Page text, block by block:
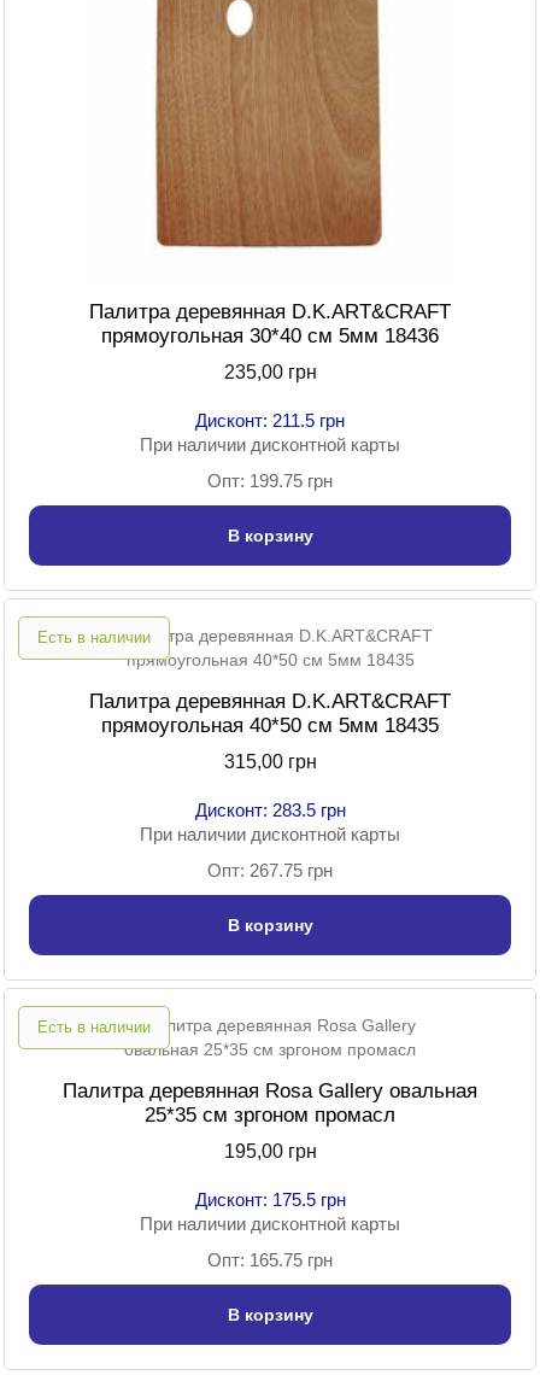
Палитра деревянная D.K.ART&CRAFT
прямоугольная 30*40 см 5мм 18436
235,00 грн
Дисконт: 211.5 грн
При наличии дисконтной карты
Опт: 199.75 грн
В корзину
Есть в наличии
Палитра деревянная D.K.ART&CRAFT
прямоугольная 40*50 см 5мм 18435
315,00 грн
Дисконт: 283.5 грн
При наличии дисконтной карты
Опт: 267.75 грн
В корзину
Есть в наличии
Палитра деревянная Rosa Gallery овальная
25*35 см зргоном промасл
195,00 грн
Дисконт: 175.5 грн
При наличии дисконтной карты
Опт: 165.75 грн
В корзину